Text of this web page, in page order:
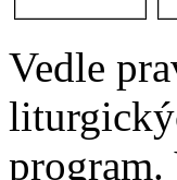
Vedle
program.